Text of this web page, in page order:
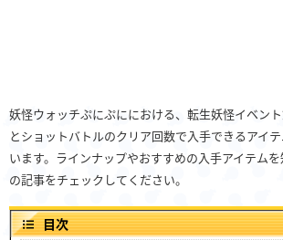
妖怪ウォッチぷにぷににおける、転生妖怪イベン
とショットバトルのクリア回数で入手できるアイ
います。ラインナップやおすすめの入手アイテム
の記事をチェックしてください。
目次